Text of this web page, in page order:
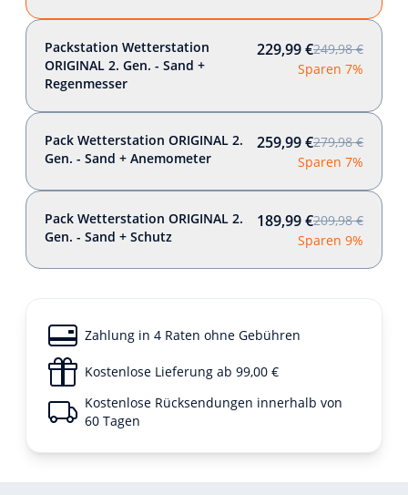
Packstation Wetterstation
ORIGINAL 2. Gen. - Sand +
Regenmesser
229,99 €249,98 €
Sparen 7%
Pack Wetterstation ORIGINAL 2.
Gen. - Sand + Anemometer
259,99 €279,98 €
Sparen 7%
Pack Wetterstation ORIGINAL 2.
Gen. - Sand + Schutz
189,99 €209,98 €
Sparen 9%
Zahlung in 4 Raten ohne Gebühren
Kostenlose Lieferung ab 99,00 €
Kostenlose Rücksendungen innerhalb von
60 Tagen